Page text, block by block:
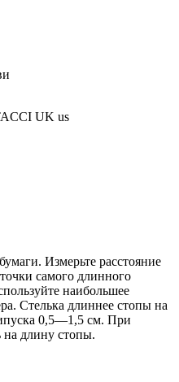
UK us
Измерьте расстояние
самого длинного
наибольшее
Стелька длиннее стопы на
0,5—1,5 см. При
на длину стопы.